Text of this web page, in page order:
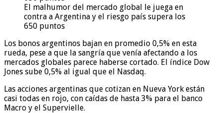
El malhumor del mercado global le juega en
contra a Argentina y el riesgo país supera los
650 puntos
Los bonos argentinos bajan en promedio 0,5% en esta
rueda, pese a que la sangría que venía afectando a los
mercados globales parece haberse cortado. El índice Dow
Jones sube 0,5% al igual que el Nasdaq.
Las acciones argentinas que cotizan en Nueva York están
casi todas en rojo, con caídas de hasta 3% para el banco
Macro y el Supervielle.